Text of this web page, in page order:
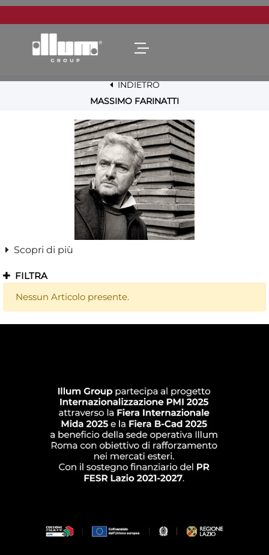
Open menu
INDIETRO
MASSIMO FARINATTI
Scopri di più
FILTRA
Nessun Articolo presente.